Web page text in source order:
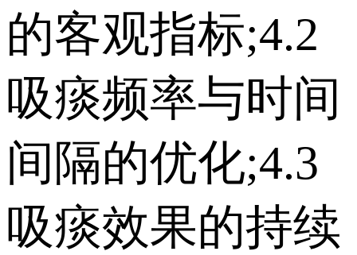
的客观指标;4.2
吸痰频率与时间
间隔的优化;4.3
吸痰效果的持续